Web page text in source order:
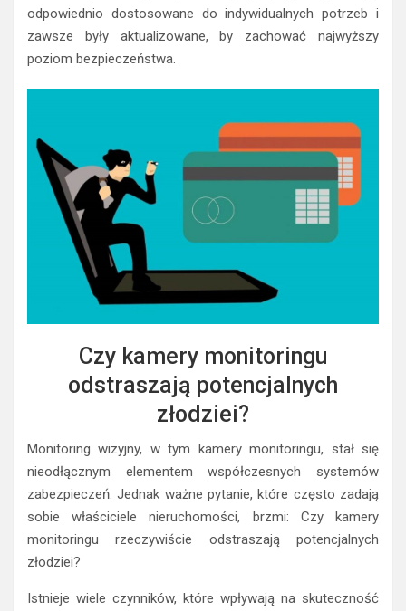
odpowiednio dostosowane do indywidualnych potrzeb i
zawsze były aktualizowane, by zachować najwyższy
poziom bezpieczeństwa.
Czy kamery monitoringu
odstraszają potencjalnych
złodziei?
Monitoring wizyjny, w tym kamery monitoringu, stał się
nieodłącznym elementem współczesnych systemów
zabezpieczeń. Jednak ważne pytanie, które często zadają
sobie właściciele nieruchomości, brzmi: Czy kamery
monitoringu rzeczywiście odstraszają potencjalnych
złodziei?
Istnieje wiele czynników, które wpływają na skuteczność